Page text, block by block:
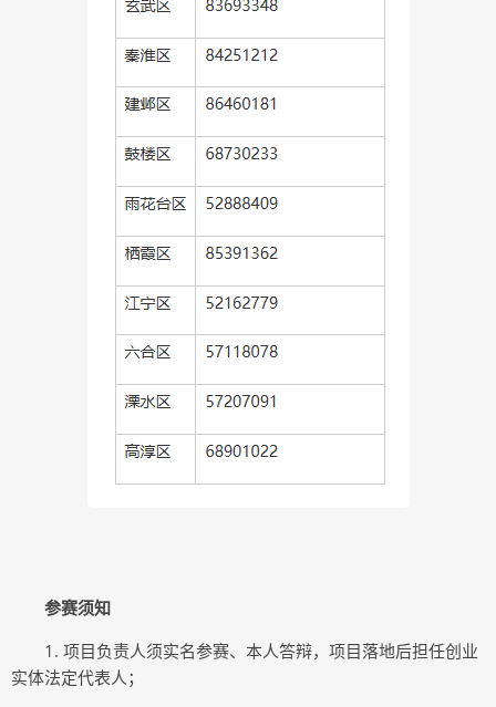
参赛须知
1. 项目负责人须实名参赛、本人答辩，项目落地后担任创业
实体法定代表人；